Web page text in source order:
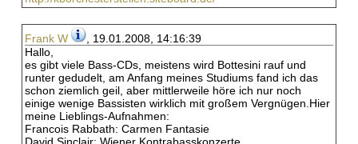
Frank W
, 19.01.2008, 14:16:39
Hallo,
es gibt viele Bass-CDs, meistens wird Bottesini rauf und
runter gedudelt, am Anfang meines Studiums fand ich das
schon ziemlich geil, aber mittlerweile höre ich nur noch
einige wenige Bassisten wirklich mit großem Vergnügen.Hier
meine Lieblings-Aufnahmen:
Francois Rabbath: Carmen Fantasie